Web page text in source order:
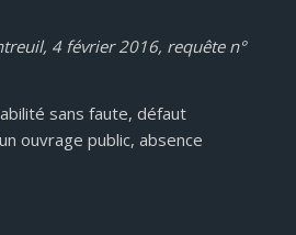
4 février 2016, requête n°
sans faute, défaut
ouvrage public, absence